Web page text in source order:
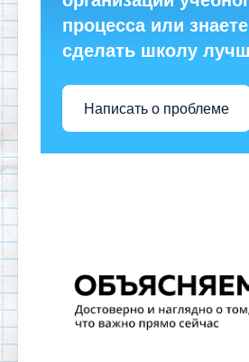
процесса или
сделать школу
Написать о проблеме